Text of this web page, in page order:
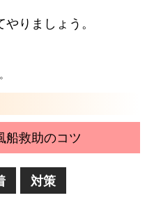
りましょう。
船救助のコツ
対策